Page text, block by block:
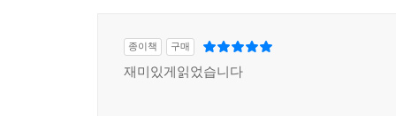
종이책 구매
재미있게읽었습니다